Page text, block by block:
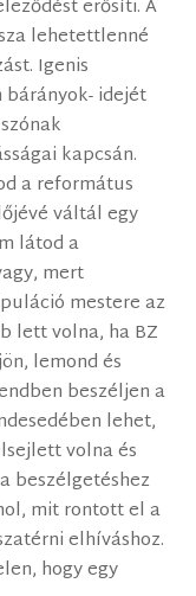
erősíti. A
lehetettlenné
Igenis
idejét
kapcsán.
a református
váltál egy
látod a
mert
mestere az
lett volna, ha BZ
lemond és
beszéljen a
lehet,
volna és
beszélgetéshez
mit rontott el a
elhíváshoz.
hogy egy